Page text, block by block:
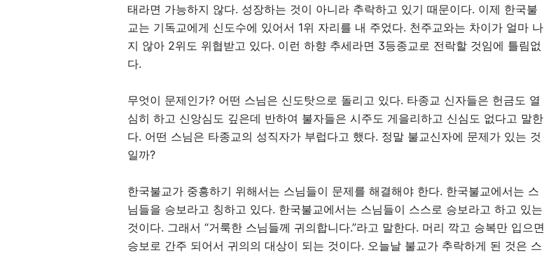
태라면 가능하지 않다. 성장하는 것이 아니라 추락하고 있기 때문이다. 이제 한국불
교는 기독교에게 신도수에 있어서 1위 자리를 내 주었다. 천주교와는 차이가 얼마 나
지 않아 2위도 위협받고 있다. 이런 하향 추세라면 3등종교로 전락할 것임에 틀림없
다.
무엇이 문제인가? 어떤 스님은 신도탓으로 돌리고 있다. 타종교 신자들은 헌금도 열
심히 하고 신앙심도 깊은데 반하여 불자들은 시주도 게을리하고 신심도 없다고 말한
다. 어떤 스님은 타종교의 성직자가 부럽다고 했다. 정말 불교신자에 문제가 있는 것
일까?
한국불교가 중흥하기 위해서는 스님들이 문제를 해결해야 한다. 한국불교에서는 스
님들을 승보라고 칭하고 있다. 한국불교에서는 스님들이 스스로 승보라고 하고 있는
것이다. 그래서 “거룩한 스님들께 귀의합니다.”라고 말한다. 머리 깍고 승복만 입으면
승보로 간주 되어서 귀의의 대상이 되는 것이다. 오늘날 불교가 추락하게 된 것은 스